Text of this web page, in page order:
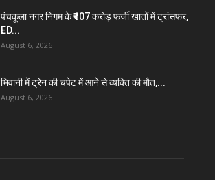
पंचकूला नगर निगम के ₹107 करोड़ फर्जी खातों में ट्रांसफर,
ED...
August 6, 2026
भिवानी में ट्रेन की चपेट में आने से व्यक्ति की मौत,...
August 6, 2026